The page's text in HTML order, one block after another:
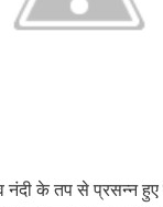
के तप से प्रसन्न हुए